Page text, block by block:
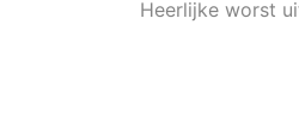
Heerlijke worst